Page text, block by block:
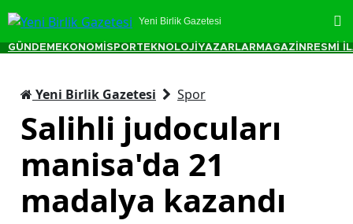
Yeni Birlik Gazetesi
GÜNDEM EKONOMİ SPORTEKNOLOJİ YAZARLAR MAGAZİN RESMİ
Yeni Birlik Gazetesi Spor
Salihli judocuları
manisa'da 21
madalya kazandı